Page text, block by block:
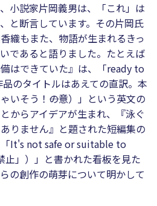
小説家片岡義男は、「これ」は
と断言しています。その片岡氏
織もまた、物語が生まれるきっ
であると語りました。たとえば
はできていた』は、「ready to
のタイトルはあえての直訳。本
いそう！――の意）」という英文の
からアイデアが生まれ、『泳ぐ
りません』と題された短編集の
「It's not safe or suitable to
」）」と書かれた看板を見た
の創作の萌芽について明かして